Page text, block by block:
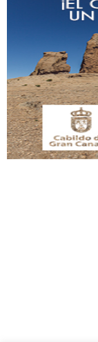
Leales.org » Gran
Adopción urgente
Busco adopción
motivos personales ...